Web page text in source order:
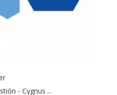
- Cygnus ...